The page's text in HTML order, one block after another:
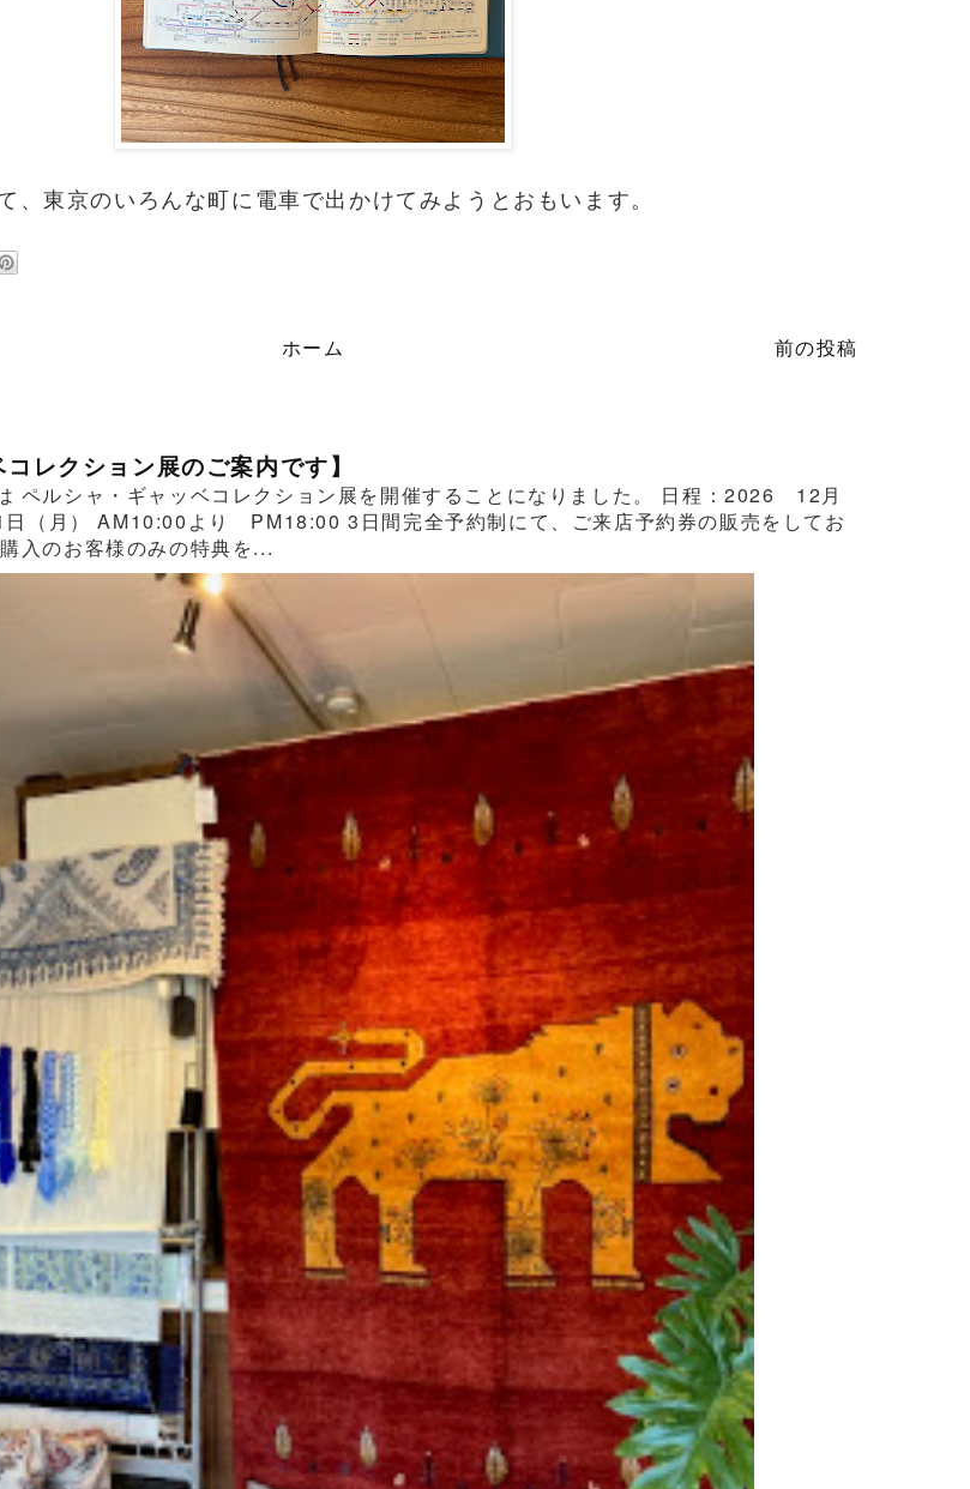
、東京のいろんな町に電車で出かけてみようとおもいます。
前の投稿
ホーム
レクション展のご案内です】
ペルシャ・ギャッベコレクション展を開催することになりました。 日程：2026 12月
（月） AM10:00より PM18:00 3日間完全予約制にて、ご来店予約券の販売をしてお
入のお客様のみの特典を...